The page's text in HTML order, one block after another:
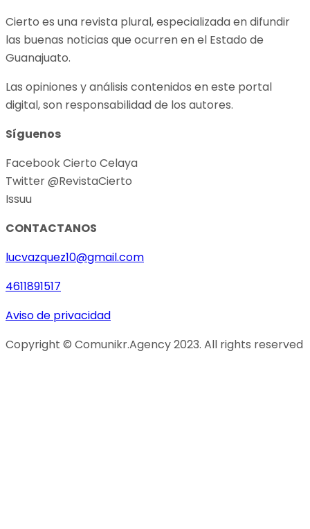
Cierto es una revista plural, especializada en difundir
las buenas noticias que ocurren en el Estado de
Guanajuato.
Las opiniones y análisis contenidos en este portal
digital, son responsabilidad de los autores.
Síguenos
Facebook Cierto Celaya
Twitter @RevistaCierto
Issuu
CONTACTANOS
lucvazquez10@gmail.com
4611891517
Aviso de privacidad
Copyright © Comunikr.Agency 2023. All rights reserved